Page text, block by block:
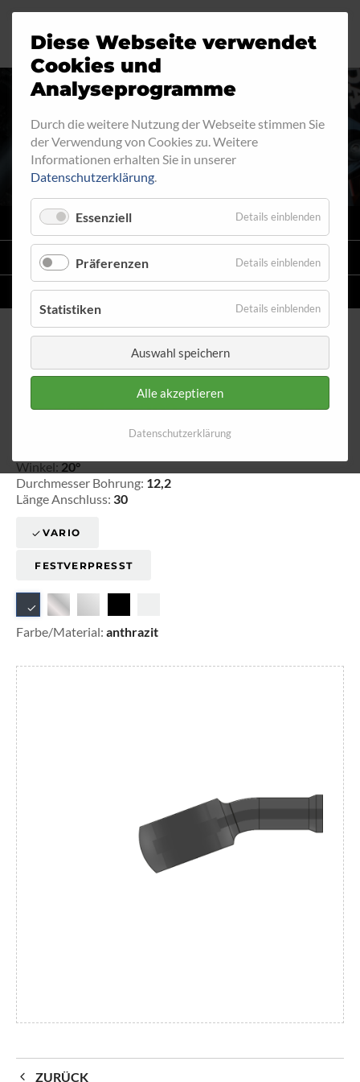
RINGFITTING 202
VARIO
STAHLFLEX -LEITUNGSKITS FÜR MOTORRÄDER
EINZELLEITUNGENNACH MASS
Ringfitting 202 Ø 12,2
Winkel: 20°
Durchmesser Bohrung: 12,2
Länge Anschluss: 30
VARIO
FESTVERPRESST
Farbe/Material: anthrazit
ZURÜCK
Diese Webseite verwendet
Cookies und
Analyseprogramme
Durch die weitere Nutzung der Webseite stimmen Sie
der Verwendung von Cookies zu. Weitere
Informationen erhalten Sie in unserer
Datenschutzerklärung.
Essenziell Details einblenden
Präferenzen Details einblenden
Statistiken Details einblenden
Auswahl speichern
Alle akzeptieren
Datenschutzerklärung
Motorrad
Industrie
Automobil
Fahrrad
Ringfitting
Aussengewinde
Innengewinde
Hohlschrauben
Verteiler
Katalog
Jobs